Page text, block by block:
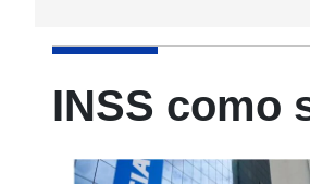
INSS como